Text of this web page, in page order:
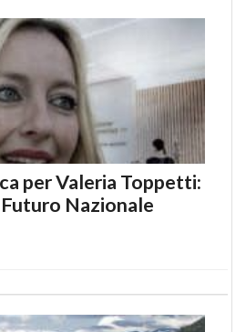
per Valeria Toppetti:
Nazionale